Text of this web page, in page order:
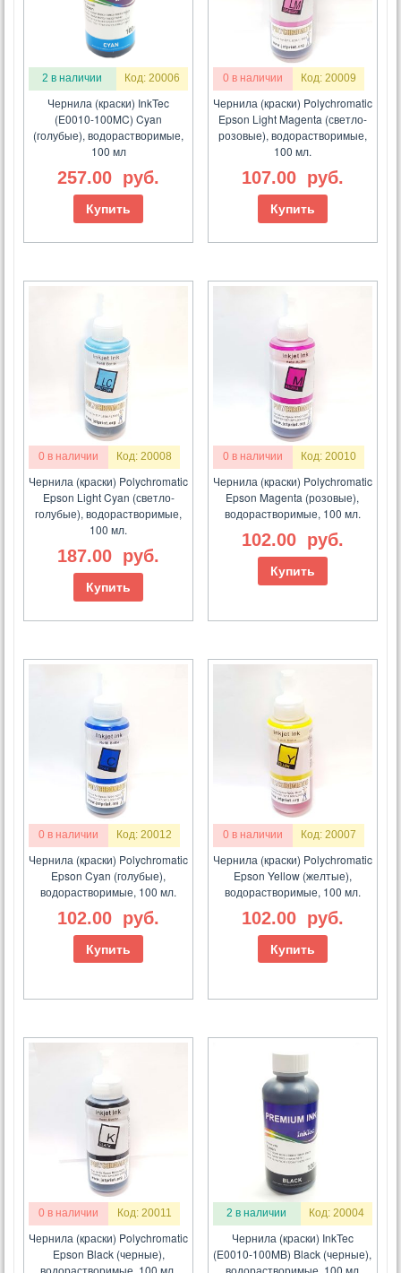
2 в наличии Код: 20006
Чернила (краски) InkTec
(E0010-100MC) Cyan
(голубые), водорастворимые,
100 мл
257.00 руб.
Купить
0 в наличии Код: 20009
Чернила (краски) Polychromatic
Epson Light Magenta (светло-
розовые), водорастворимые,
100 мл.
107.00 руб.
Купить
0 в наличии Код: 20008
Чернила (краски) Polychromatic
Epson Light Cyan (светло-
голубые), водорастворимые,
100 мл.
187.00 руб.
Купить
0 в наличии Код: 20010
Чернила (краски) Polychromatic
Epson Magenta (розовые),
водорастворимые, 100 мл.
102.00 руб.
Купить
0 в наличии Код: 20012
Чернила (краски) Polychromatic
Epson Cyan (голубые),
водорастворимые, 100 мл.
102.00 руб.
Купить
0 в наличии Код: 20007
Чернила (краски) Polychromatic
Epson Yellow (желтые),
водорастворимые, 100 мл.
102.00 руб.
Купить
0 в наличии Код: 20011
Чернила (краски) Polychromatic
Epson Black (черные),
водорастворимые, 100 мл.
2 в наличии Код: 20004
Чернила (краски) InkTec
(E0010-100MB) Black (черные),
водорастворимые, 100 мл